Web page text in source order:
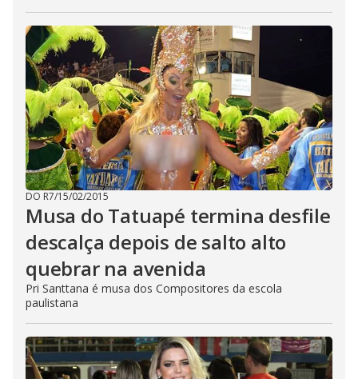
DO R7/15/02/2015
Musa do Tatuapé termina desfile
descalça depois de salto alto
quebrar na avenida
Pri Santtana é musa dos Compositores da escola
paulistana